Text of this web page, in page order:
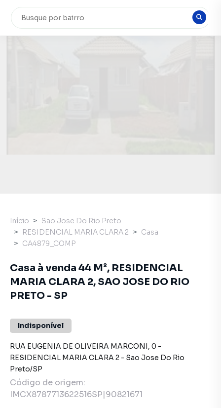
Início
Sao Jose Do Rio Preto
RESIDENCIAL MARIA CLARA 2
Casa
CA4879_COMP
Casa à venda 44 M², RESIDENCIAL
MARIA CLARA 2, SAO JOSE DO RIO
PRETO - SP
Indisponível
RUA EUGENIA DE OLIVEIRA MARCONI, 0 -
RESIDENCIAL MARIA CLARA 2 - Sao Jose Do Rio
Preto/SP
Código de origem:
IMCX8787713622516SP|90821671